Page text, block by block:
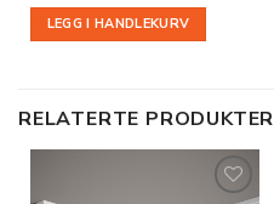
LEGG I HANDLEKURV
RELATERTE PRODUKTER